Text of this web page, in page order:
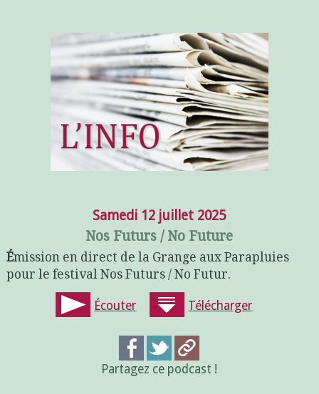
Samedi 12 juillet 2025
Nos Futurs / No Future
Émission en direct de la Grange aux Parapluies
pour le festival Nos Futurs / No Futur.
Écouter Télécharger
Partagez ce podcast !